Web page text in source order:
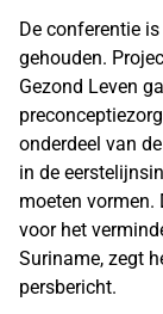
De conferentie
gehouden.
Gezond Leven
onderdeel van
in de
moeten vormen.
voor het
Suriname, zegt
persbericht.